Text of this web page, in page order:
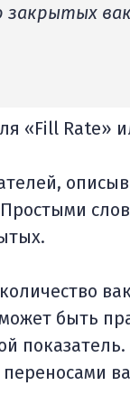
закрытых
«Fill Rate»
быть